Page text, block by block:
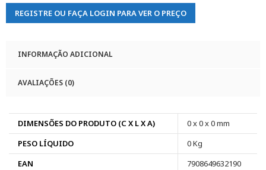
REGISTRE OU FAÇA LOGIN PARA VER O PREÇO
INFORMAÇÃO ADICIONAL
AVALIAÇÕES (0)
DIMENSÕES DO PRODUTO (C X L X A)
0 x 0 x 0 mm
PESO LÍQUIDO
0 Kg
EAN
7908649632190